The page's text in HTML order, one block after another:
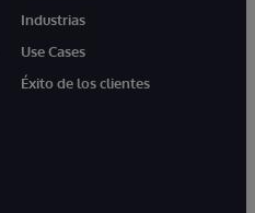
Industrias
Use Cases
Éxito de los clientes